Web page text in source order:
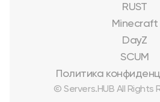
RUST
Minecraft
DayZ
SCUM
Политика
© Servers.HUB All Rights